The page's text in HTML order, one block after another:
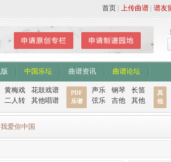
谱友
上传曲谱
首页
中国乐坛 曲谱资讯 曲谱论坛
黄梅戏
花鼓戏谱
二人转 其他唱谱
PDF
乐谱
声乐 钢琴
长笛
弦乐
吉他 其他
其
他
我爱你中国